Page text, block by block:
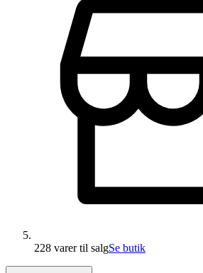
228 varertil salgSe butik